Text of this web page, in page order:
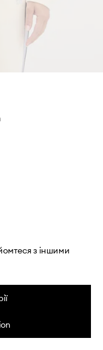
з іншими